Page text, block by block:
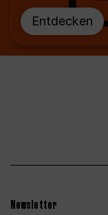
Entdecken
Newsletter